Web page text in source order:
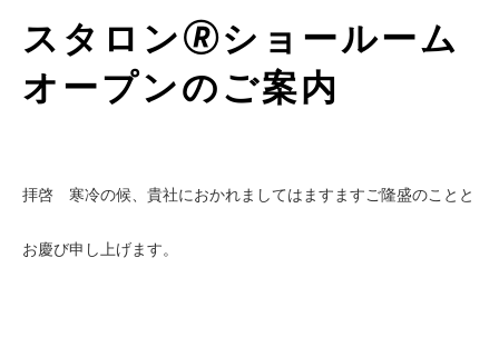
スタロン🄬ショールーム
オープンのご案内
拝啓 寒冷の候、貴社におかれましてはますますご隆盛のことと
お慶び申し上げます。